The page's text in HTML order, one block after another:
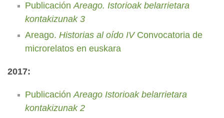
PublicaciónAreago. Istorioak belarrietara
kontakizunak 3
Areago. Historias al oído IVConvocatoria de
microrelatos en euskara
2017:
Publicación Areago Istorioak belarrietara
kontakizunak 2